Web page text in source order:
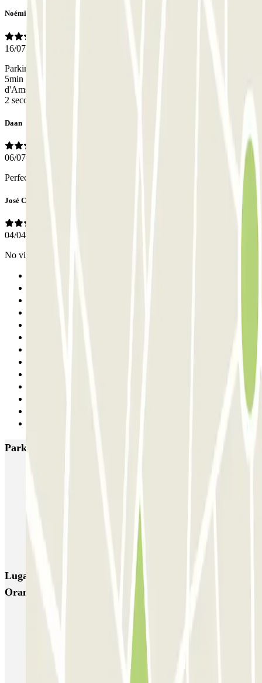
Noémie
16/07/2026
Parking sécurisé et propre. On le trouve facilement. Le tram est à
5min à pied. Idéal si vous voulez laisser votre voiture à l'entrée
d'Amsterdam et éviter l'angoisse de percuter des cyclistes toutes les
2 secondes.
Daan
06/07/2026
Perfecte parkeerplaats
José Carlos
04/04/2026
No vi personal
Parkings más valorados en Ámsterdam
Q-Park Museumplein
VALET - Stadsschouwburg Amsterdam
Lugares y eventos interesantes cerca de Parkbee
Oranjekwartier
Parking Museo Van Gogh (Ámsterdam)
Parking Amsterdam Central | Reserva de aparcamiento barato
Parkings en el Aeropuerto de Ámsterdam-Schiphol (AMS)